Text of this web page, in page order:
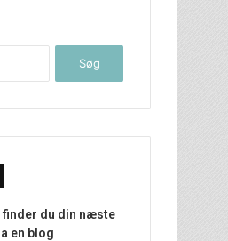
finder du din næste
en blog